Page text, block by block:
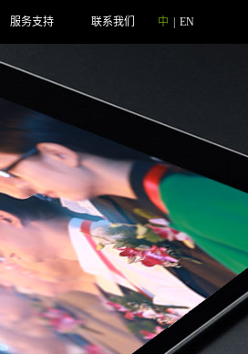
中 EN
服务支持 联系我们